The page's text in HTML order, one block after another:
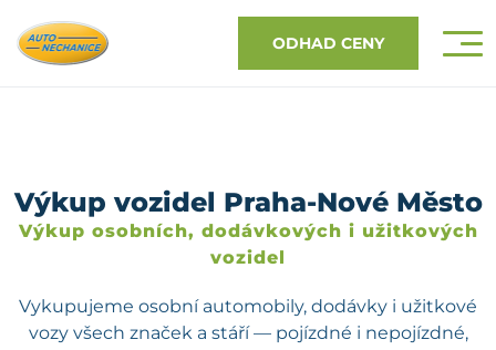
ODHAD CENY
Výkup vozidel Praha-Nové Město
Výkup osobních, dodávkových i užitkových
vozidel
Vykupujeme osobní automobily, dodávky i užitkové
vozy všech značek a stáří — pojízdné i nepojízdné,